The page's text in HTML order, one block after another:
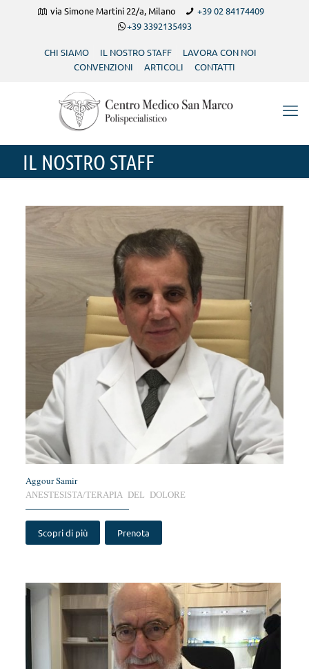
via Simone Martini 22/a, Milano
+39 02 84174409
+39 3392135493
CHI SIAMO IL NOSTRO STAFF
LAVORA CON NOI
CONVENZIONI
ARTICOLI CONTATTI
IL NOSTRO STAFF
Aggour Samir
ANESTESISTA/TERAPIA DEL DOLORE
Scopri di più Prenota